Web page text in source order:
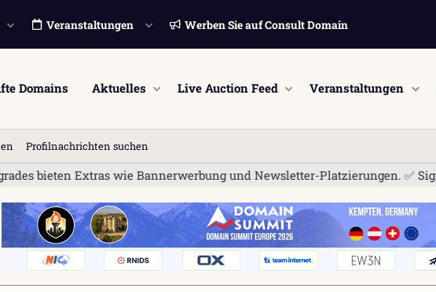
Veranstaltungen Werben Sie auf Consult Domain
Domains Aktuelles Live Auction Feed Veranstaltungen
Profilnachrichten suchen
Extras wie Bannerwerbung und Newsletter-Platzierungen. ✅